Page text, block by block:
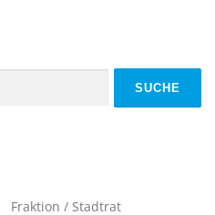
Fraktion / Stadtrat